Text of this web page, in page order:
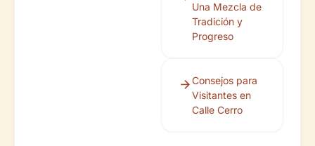
Una Mezcla de
Tradición y
Progreso
Consejos para
Visitantes en
Calle Cerro